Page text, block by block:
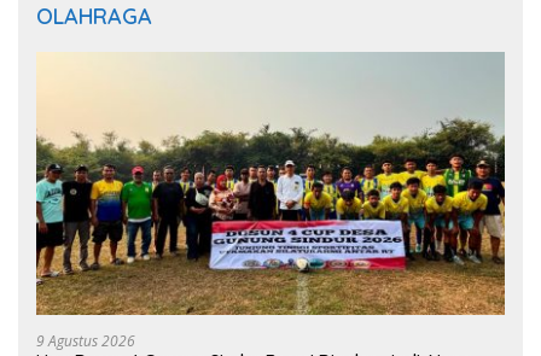
OLAHRAGA
9 Agustus 2026